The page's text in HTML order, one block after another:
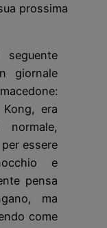
prossima
giornale
era
essere
e
pensa
ma
come